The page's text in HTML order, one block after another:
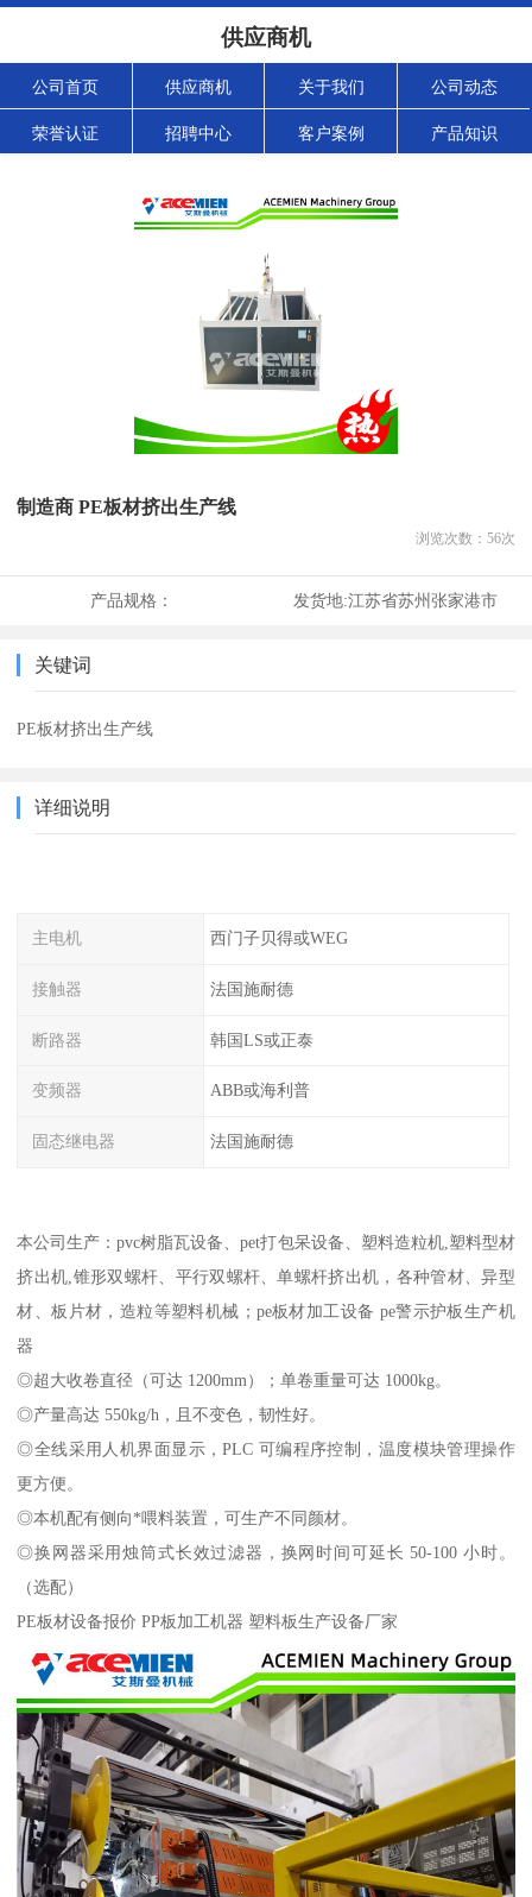
供应商机
公司首页 供应商机 关于我们 公司动态
荣誉认证 招聘中心 客户案例 产品知识
制造商 PE板材挤出生产线
浏览次数： 56次
产品规格： 发货地:江苏省苏州张家港市
关键词
PE板材挤出生产线
详细说明
主电机 西门子贝得或WEG
接触器 法国施耐德
断路器 韩国LS或正泰
变频器 ABB或海利普
固态继电器 法国施耐德
本公司生产：pvc树脂瓦设备、pet打包呆设备、塑料造粒机,塑料型材
挤出机,锥形双螺杆、平行双螺杆、单螺杆挤出机，各种管材、异型
材、板片材，造粒等塑料机械；pe板材加工设备 pe警示护板生产机
器
◎超大收卷直径（可达 1200mm）；单卷重量可达 1000kg。
◎产量高达 550kg/h，且不变色，韧性好。
◎全线采用人机界面显示，PLC 可编程序控制，温度模块管理操作
更方便。
◎本机配有侧向*喂料装置，可生产不同颜材。
◎换网器采用烛筒式长效过滤器，换网时间可延长 50-100 小时。
（选配）
PE板材设备报价 PP板加工机器 塑料板生产设备厂家